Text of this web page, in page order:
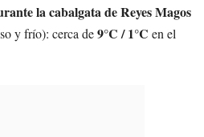
la cabalgata de Reyes Magos
y frío): cerca de9°C / 1°C en el